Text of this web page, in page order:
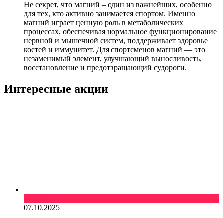
Не секрет, что магний – один из важнейших, особенно
для тех, кто активно занимается спортом. Именно
магний играет ценную роль в метаболических
процессах, обеспечивая нормальное функционирование
нервной и мышечной систем, поддерживает здоровье
костей и иммунитет. Для спортсменов магний — это
незаменимый элемент, улучшающий выносливость,
восстановление и предотвращающий судороги.
Интересные акции
07.10.2025